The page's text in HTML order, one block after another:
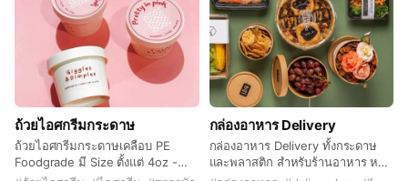
(Soy Ink) ไม่เหลือสารเคมีตกค้าง
ปลอดภัยต่อผู้บริโภค 📦 ระยะเวลา
จัดเก็บ 8 เดือน มี 2 สี สีขาว สีเขียว
ขนาด: กว้าง9.0 × สูง 16.5 ซม.
บรรจุ: 1,000ใบ ลัง
ถ้วยไอศกรีมกระดาษ
ถ้วยไอศกรีมกระดาษเคลือบ PE
Foodgrade มี Size ตั้งแต่ 4oz -
22oz พร้อมฝาเรียบกระดาษ / ฝา
กล่องอาหาร Delivery
กล่องอาหาร Delivery ทั้งกระดาษ
และพลาสติก สำหรับร้านอาหาร หรือ
คาเฟ่ สามารถสั่งซื้อแบบสำเร็จ หรือ